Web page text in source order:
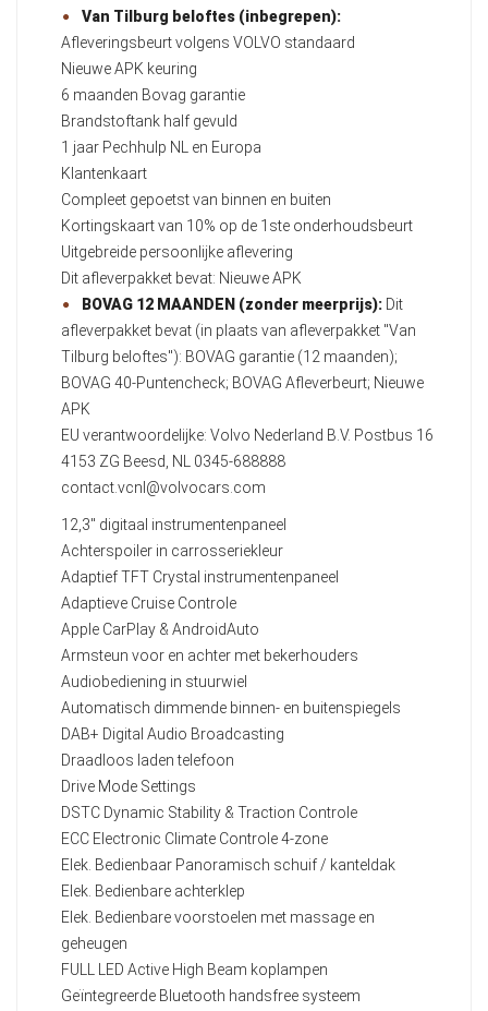
Van Tilburg beloftes (inbegrepen):
Afleveringsbeurt volgens VOLVO standaard
Nieuwe APK keuring
6 maanden Bovag garantie
Brandstoftank half gevuld
1 jaar Pechhulp NL en Europa
Klantenkaart
Compleet gepoetst van binnen en buiten
Kortingskaart van 10% op de 1ste onderhoudsbeurt
Uitgebreide persoonlijke aflevering
Dit afleverpakket bevat: Nieuwe APK
BOVAG 12 MAANDEN (zonder meerprijs): Dit
afleverpakket bevat (in plaats van afleverpakket "Van
Tilburg beloftes"): BOVAG garantie (12 maanden);
BOVAG 40-Puntencheck; BOVAG Afleverbeurt; Nieuwe
APK
EU verantwoordelijke: Volvo Nederland B.V. Postbus 16
4153 ZG Beesd, NL 0345-688888
contact.vcnl@volvocars.com
12,3" digitaal instrumentenpaneel
Achterspoiler in carrosseriekleur
Adaptief TFT Crystal instrumentenpaneel
Adaptieve Cruise Controle
Apple CarPlay & AndroidAuto
Armsteun voor en achter met bekerhouders
Audiobediening in stuurwiel
Automatisch dimmende binnen- en buitenspiegels
DAB+ Digital Audio Broadcasting
Draadloos laden telefoon
Drive Mode Settings
DSTC Dynamic Stability & Traction Controle
ECC Electronic Climate Controle 4-zone
Elek. Bedienbaar Panoramisch schuif / kanteldak
Elek. Bedienbare achterklep
Elek. Bedienbare voorstoelen met massage en
geheugen
FULL LED Active High Beam koplampen
Geïntegreerde Bluetooth handsfree systeem